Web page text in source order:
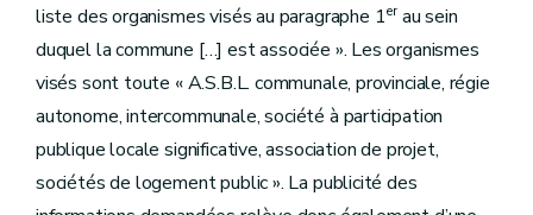
liste des organismes visés au paragraphe 1erau sein
duquel la commune […] est associée ». Les organismes
visés sont toute « A.S.B.L. communale, provinciale, régie
autonome, intercommunale, société à participation
publique locale significative, association de projet,
sociétés de logement public ». La publicité des